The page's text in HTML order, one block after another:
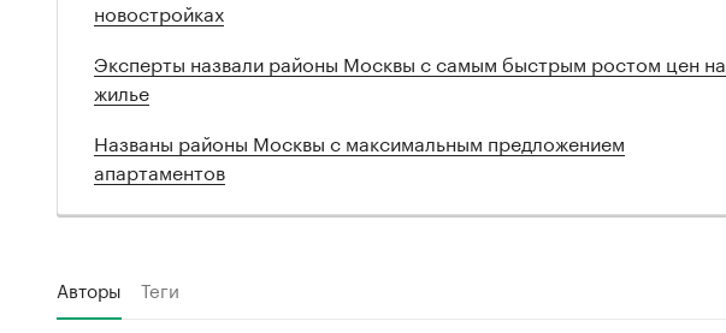
новостройках
Эксперты назвали районы Москвы с самым быстрым ростом цен на
жилье
Названы районы Москвы с максимальным предложением
апартаментов
Авторы Теги